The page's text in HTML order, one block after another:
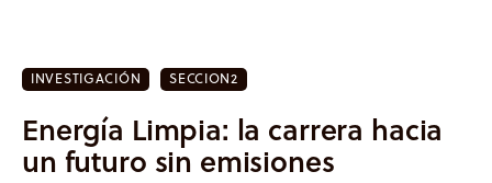
INVESTIGACIÓN SECCION2
Energía Limpia: la carrera hacia
un futuro sin emisiones